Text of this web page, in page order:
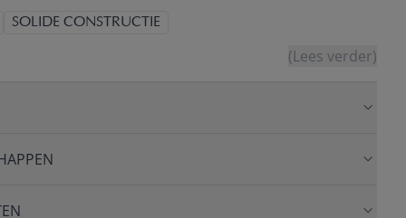
SOLIDE CONSTRUCTIE
(Lees verder)